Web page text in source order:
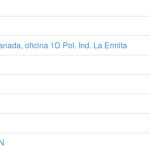
oficina 1D Pol. Ind. La Ermita